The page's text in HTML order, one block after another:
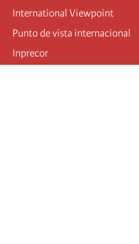
International Viewpoint
Punto de vista internacional
Inprecor